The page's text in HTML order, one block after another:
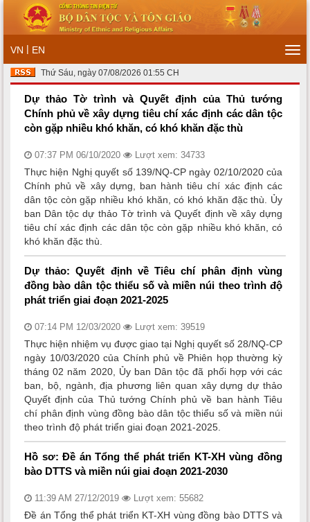
VN | EN
Thứ Sáu, ngày 07/08/2026 01:55 CH
Dự thảo Tờ trình và Quyết định của Thủ tướng
Chính phủ về xây dựng tiêu chí xác định các dân tộc
còn gặp nhiều khó khăn, có khó khăn đặc thù
07:37 PM 06/10/2020 Lượt xem: 34733
Thực hiện Nghị quyết số 139/NQ-CP ngày 02/10/2020 của
Chính phủ về xây dựng, ban hành tiêu chí xác định các
dân tộc còn gặp nhiều khó khăn, có khó khăn đặc thù. Ủy
ban Dân tộc dự thảo Tờ trình và Quyết định về xây dựng
tiêu chí xác định các dân tộc còn gặp nhiều khó khăn, có
khó khăn đặc thù.
Dự thảo: Quyết định về Tiêu chí phân định vùng
đồng bào dân tộc thiểu số và miền núi theo trình độ
phát triển giai đoạn 2021-2025
07:14 PM 12/03/2020 Lượt xem: 39519
Thực hiện nhiệm vụ được giao tại Nghị quyết số 28/NQ-CP
ngày 10/03/2020 của Chính phủ về Phiên họp thường kỳ
tháng 02 năm 2020, Ủy ban Dân tộc đã phối hợp với các
ban, bộ, ngành, địa phương liên quan xây dựng dự thảo
Quyết định của Thủ tướng Chính phủ về ban hành Tiêu
chí phân định vùng đồng bào dân tộc thiểu số và miền núi
theo trình độ phát triển giai đoạn 2021-2025.
Hồ sơ: Đề án Tổng thể phát triển KT-XH vùng đồng
bào DTTS và miền núi giai đoạn 2021-2030
11:39 AM 27/12/2019 Lượt xem: 55682
Đề án Tổng thể phát triển KT-XH vùng đồng bào DTTS và